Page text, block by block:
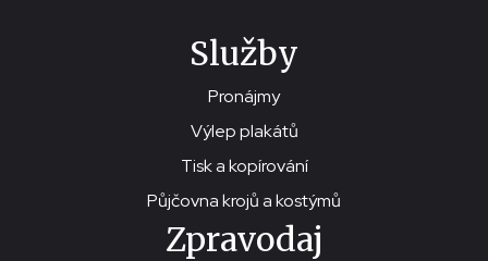
Služby
Pronájmy
Výlep plakátů
Tisk a kopírování
Půjčovna krojů a kostýmů
Zpravodaj